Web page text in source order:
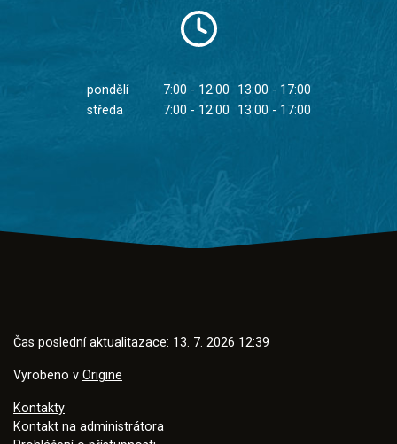
pondělí 7:00 - 12:00
13:00 - 17:00
středa
7:00 - 12:00 13:00 - 17:00
Čas poslední aktualitazace: 13. 7. 2026 12:39
Vyrobeno v Origine
Kontakty
Kontakt na administrátora